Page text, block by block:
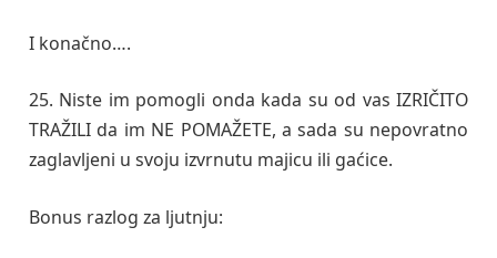
I konačno….
25. Niste im pomogli onda kada su od vas IZRIČITO
TRAŽILI da im NE POMAŽETE, a sada su nepovratno
zaglavljeni u svoju izvrnutu majicu ili gaćice.
Bonus razlog za ljutnju: